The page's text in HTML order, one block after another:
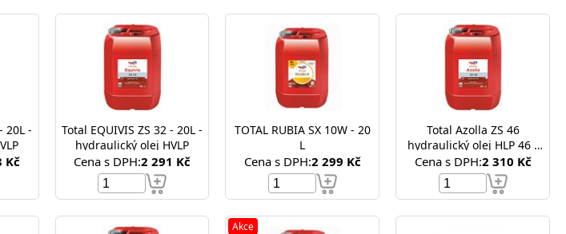
20L -
Kč
Total EQUIVIS ZS 32 - 20L -
hydraulický olej HVLP
Cena s DPH:2 291 Kč
TOTAL RUBIA SX 10W - 20
L
Cena s DPH:2 299 Kč
Total Azolla ZS 46
hydraulický olej HLP 46 -
20L
Cena s DPH:2 310 Kč
Akce